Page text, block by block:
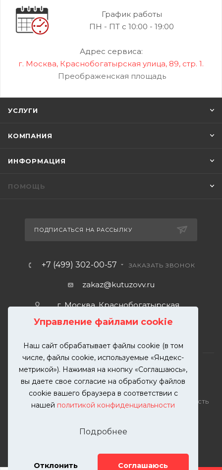
Управление файлами cookie
Наш сайт обрабатывает файлы cookie (в том
числе, файлы cookie, используемые «Яндекс-
метрикой»). Нажимая на кнопку «Соглашаюсь»,
вы даете свое согласие на обработку файлов
cookie вашего браузера в соответствии с
нашей политикой конфиденциальности
Подробнее
Отклонить Соглашаюсь
График работы
ПН - ПТ с 10:00 - 19:00
Адрес сервиса:
г. Москва, Краснобогатырская улица, 89, стр. 1.
Преображенская площадь
УСЛУГИ
КОМПАНИЯ
ИНФОРМАЦИЯ
ПОМОЩЬ
ПОДПИСАТЬСЯ НА РАССЫЛКУ
+7 (499) 302-00-57 ЗАКАЗАТЬ ЗВОНОК
zakaz@kutuzovv.ru
г. Москва, Краснобогатырская
2026 © KUTUZOVV | Кузовной ремонт и покраска
автомобилей. Вся информация на сайте – собственность
разрешения запрещена. Все права защищены.
Телефон: 8(499)-302-00-57